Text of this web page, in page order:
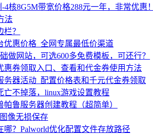
核8G5M带宽价格288元一年，非常优惠！
法
？
优惠价格_全网专属最低价渠道
做网站，可选600多免费模板，可还行？
惠券领取入口、查看和代金券使用方法
务器活动_配置价格表和千元代金券领取
亡不掉落，linux游戏设置教程
帕鲁服务器创建教程（超简单）
像无损保存
哪？Palworld优化配置文件存放路径